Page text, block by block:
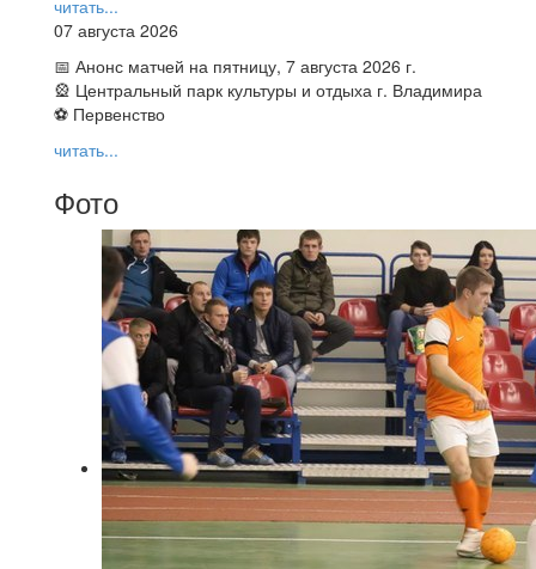
читать...
07 августа 2026
📅 Анонс матчей на пятницу, 7 августа 2026 г.
🎡 Центральный парк культуры и отдыха г. Владимира
⚽ Первенство
читать...
Фото